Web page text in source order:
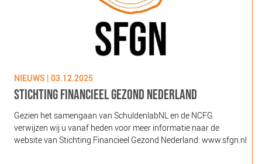
NIEUWS | 03.12.2025
STICHTING FINANCIEEL GEZOND NEDERLAND
Gezien het samengaan van SchuldenlabNL en de NCFG
verwijzen wij u vanaf heden voor meer informatie naar de
website van Stichting Financieel Gezond Nederland: www.sfgn.nl